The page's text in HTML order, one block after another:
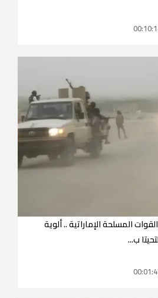
المسلحة الإماراتية .. ألوية
ب...